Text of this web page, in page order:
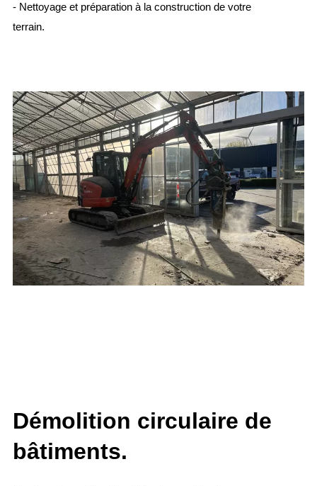
- Nettoyage et préparation à la construction de votre
terrain.
Démolition circulaire de
bâtiments.